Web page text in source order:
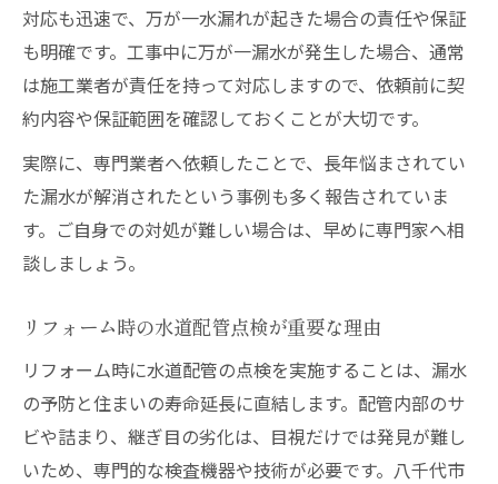
対応も迅速で、万が一水漏れが起きた場合の責任や保証
も明確です。工事中に万が一漏水が発生した場合、通常
は施工業者が責任を持って対応しますので、依頼前に契
約内容や保証範囲を確認しておくことが大切です。
実際に、専門業者へ依頼したことで、長年悩まされてい
た漏水が解消されたという事例も多く報告されていま
す。ご自身での対処が難しい場合は、早めに専門家へ相
談しましょう。
リフォーム時の水道配管点検が重要な理由
リフォーム時に水道配管の点検を実施することは、漏水
の予防と住まいの寿命延長に直結します。配管内部のサ
ビや詰まり、継ぎ目の劣化は、目視だけでは発見が難し
いため、専門的な検査機器や技術が必要です。八千代市